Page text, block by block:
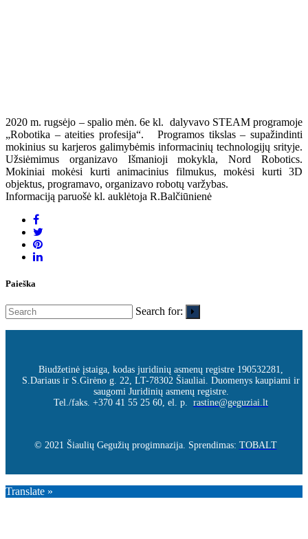
2020 m. rugsėjo – spalio mėn. 6e kl. dalyvavo STEAM programoje
„Robotika – ateities profesija“. Programos tikslas – supažindinti
mokinius su karjeros galimybėmis informacinių technologijų srityje.
Užsiėmimus organizavo Išmanioji mokykla, Nord Robotics.
Mokiniai mokėsi kurti animacinius filmukus, mokėsi kurti 3D
objektus, programavo, organizavo robotų varžybas.
Informaciją paruošė kl. auklėtoja R.Balčiūnienė
Paieška
Search for:
Biudžetinė įstaiga, kodas juridinių asmenų registre 190532281,
S.Dariaus ir S.Girėno g. 22, LT-78302 Šiauliai. Duomenys kaupiami ir
saugomi Juridinių asmenų registre.
Tel./faks. +370 41 55 25 60, el. p. rastine@geguziai.lt
© 2021 Šiaulių Gegužių progimnazija. Sprendimas: TOBALT
Translate »